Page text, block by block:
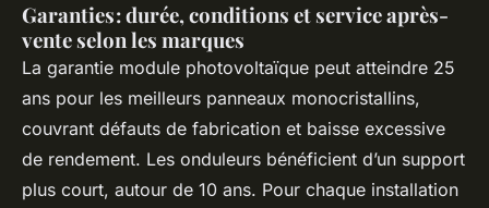
Garanties : durée, conditions et service après-
vente selon les marques
La garantie module photovoltaïque peut atteindre 25
ans pour les meilleurs panneaux monocristallins,
couvrant défauts de fabrication et baisse excessive
de rendement. Les onduleurs bénéficient d’un support
plus court, autour de 10 ans. Pour chaque installation